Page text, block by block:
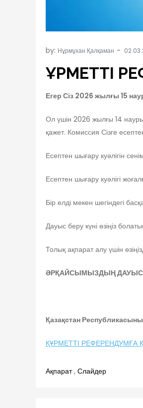
by: Нұрмұхан Қалқаман
ҚҰРМЕТТІ
Егер Сіз 2026 жылғы 15
Ол үшін 2026 жылғы 14
қажет. Комиссия Сізге
Есептен шығару куәлігін
Есептен шығару куәлігі
Бір елді мекен шегіндегі
Дауыс беру күні өзіңіз
Толық ақпарат алу үшін
ӘРҚАЙСЫМЫЗДЫҢ
Қазақстан
ҚҰРМЕТТІ РЕФЕРЕНДУМҒА
Ақпарат, Слайдер